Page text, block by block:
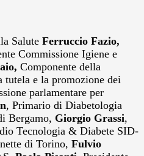
Salute Ferruccio Fazio,
Commissione Igiene e
Componente della
tutela e la promozione dei
parlamentare per
, Primario di Diabetologia
Bergamo, Giorgio Grassi,
Tecnologia & Diabete SID-
di Torino, Fulvio